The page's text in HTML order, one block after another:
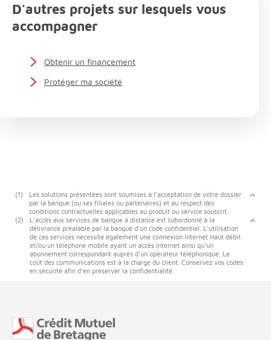
D'autres projets sur lesquels vous
accompagner
Obtenir un financement
Protéger ma société
(1)
Les solutions présentées sont soumises à l'acceptation de votre dossier
par la banque (ou ses filiales ou partenaires) et au respect des
conditions contractuelles applicables au produit ou service souscrit.
(2)
L'accès aux services de banque à distance est subordonné à la
délivrance préalable par la banque d'un code confidentiel. L'utilisation
de ces services nécessite également une connexion Internet Haut débit
et/ou un téléphone mobile ayant un accès Internet ainsi qu'un
abonnement correspondant auprès d'un opérateur téléphonique. Le
coût des communications est à la charge du client. Conservez vos codes
en sécurité afin d'en préserver la confidentialité.
Fin de page